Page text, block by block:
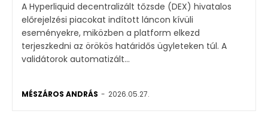
A Hyperliquid decentralizált tőzsde (DEX) hivatalos
előrejelzési piacokat indított láncon kívüli
eseményekre, miközben a platform elkezd
terjeszkedni az örökös határidős ügyleteken túl. A
validátorok automatizált...
MÉSZÁROS ANDRÁS - 2026.05.27.